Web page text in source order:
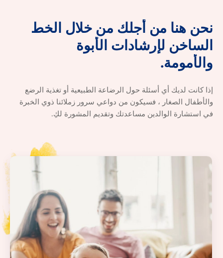
نحن هنا من أجلك من خلال الخط
الساخن لإرشادات الأبوة
والأمومة.
إذا كانت لديك أي أسئلة حول الرضاعة الطبيعية أو تغذية الرضع
والأطفال الصغار ، فسيكون من دواعي سرور زملائنا ذوي الخبرة
في استشارة الوالدين مساعدتك وتقديم المشورة لكِ.